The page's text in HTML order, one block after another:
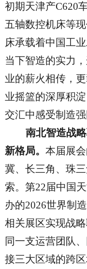
初期天津产C620
五轴数控机床等
床承载着中国工
当下智造的实力
业的薪火相传，
业摇篮的深厚积
交汇中感受制造
南北智造战
新格局。 本届展
冀、长三角、珠
索。第22届中国
办的2026世界制
相关展区实现战
同一支运营团队
接三大区域的跨